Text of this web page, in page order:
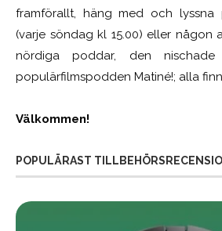
framförallt, häng med och lyssna
(varje söndag kl 15.00) eller någon
nördiga poddar, den nischade
populärfilmspodden Matiné!; alla
Välkommen!
POPULÄRAST